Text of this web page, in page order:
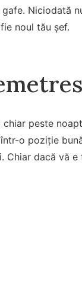
Niciodată
noul tău șef.
peste
o poziţie
dacă vă e